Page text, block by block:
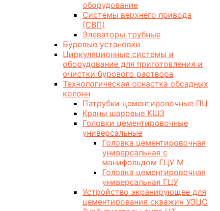
оборудование
Системы верхнего привода
(СВП)
Элеваторы трубные
Буровые установки
Циркуляционные системы и
оборудование для приготовления и
очистки бурового раствора
Технологическая оснастка обсадных
колонн
Патрубки цементировочные ПЦ
Краны шаровые КШЗ
Головки цементировочные
универсальные
Головка цементировочная
универсальная с
манифольдом ГЦУ М
Головка цементировочная
универсальная ГЦУ
Устройство экранирующее для
цементирования скважин УЭЦС